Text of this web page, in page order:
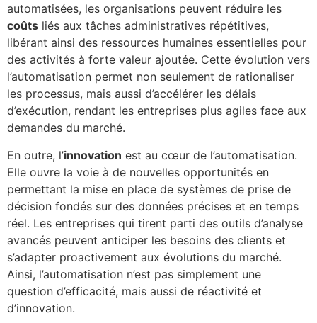
automatisées, les organisations peuvent réduire les
coûts liés aux tâches administratives répétitives,
libérant ainsi des ressources humaines essentielles pour
des activités à forte valeur ajoutée. Cette évolution vers
l’automatisation permet non seulement de rationaliser
les processus, mais aussi d’accélérer les délais
d’exécution, rendant les entreprises plus agiles face aux
demandes du marché.
En outre, l’innovation est au cœur de l’automatisation.
Elle ouvre la voie à de nouvelles opportunités en
permettant la mise en place de systèmes de prise de
décision fondés sur des données précises et en temps
réel. Les entreprises qui tirent parti des outils d’analyse
avancés peuvent anticiper les besoins des clients et
s’adapter proactivement aux évolutions du marché.
Ainsi, l’automatisation n’est pas simplement une
question d’efficacité, mais aussi de réactivité et
d’innovation.